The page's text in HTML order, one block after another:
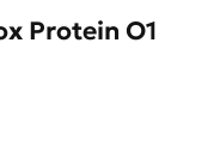
Protein O1